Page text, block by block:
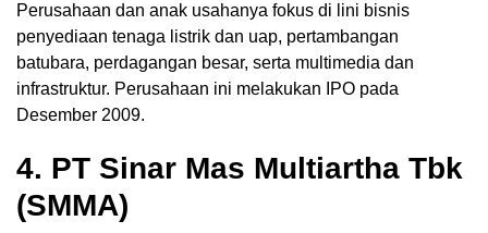
Perusahaan dan anak usahanya fokus di lini bisnis
penyediaan tenaga listrik dan uap, pertambangan
batubara, perdagangan besar, serta multimedia dan
infrastruktur. Perusahaan ini melakukan IPO pada
Desember 2009.
4. PT Sinar Mas Multiartha Tbk
(SMMA)